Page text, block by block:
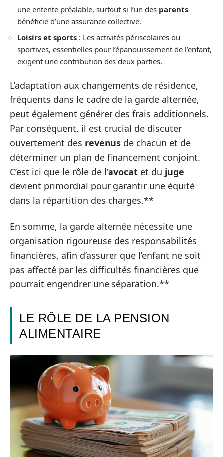
une entente préalable, surtout si l’un des parents
bénéficie d’une assurance collective.
Loisirs et sports : Les activités périscolaires ou
sportives, essentielles pour l’épanouissement de l’enfant,
exigent une contribution des deux parties.
L’adaptation aux changements de résidence,
fréquents dans le cadre de la garde alternée,
peut également générer des frais additionnels.
Par conséquent, il est crucial de discuter
ouvertement des revenus de chacun et de
déterminer un plan de financement conjoint.
C’est ici que le rôle de l’avocat et du juge
devient primordial pour garantir une équité
dans la répartition des charges.**
En somme, la garde alternée nécessite une
organisation rigoureuse des responsabilités
financières, afin d’assurer que l’enfant ne soit
pas affecté par les difficultés financières que
pourrait engendrer une séparation.**
LE RÔLE DE LA PENSION
ALIMENTAIRE